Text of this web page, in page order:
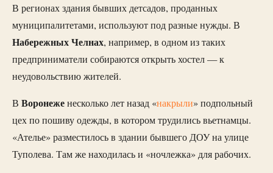
В регионах здания бывших детсадов, проданных
муниципалитетами, используют под разные нужды. В
Набережных Челнах, например, в одном из таких
предприниматели собираются открыть хостел — к
неудовольствию жителей.
В Воронеженесколько лет назад «накрыли» подпольный
цех по пошиву одежды, в котором трудились вьетнамцы.
«Ателье» разместилось в здании бывшего ДОУ на улице
Туполева. Там же находилась и «ночлежка» для рабочих.